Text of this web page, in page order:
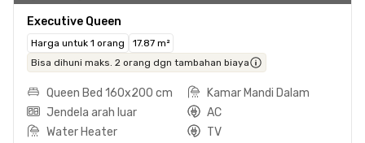
Executive Queen
Harga untuk 1 orang
17.87 m²
Bisa dihuni maks. 2 orang dgn tambahan biaya
Queen Bed 160x200 cm
Kamar Mandi Dalam
Jendela arah luar
AC
Water Heater
TV